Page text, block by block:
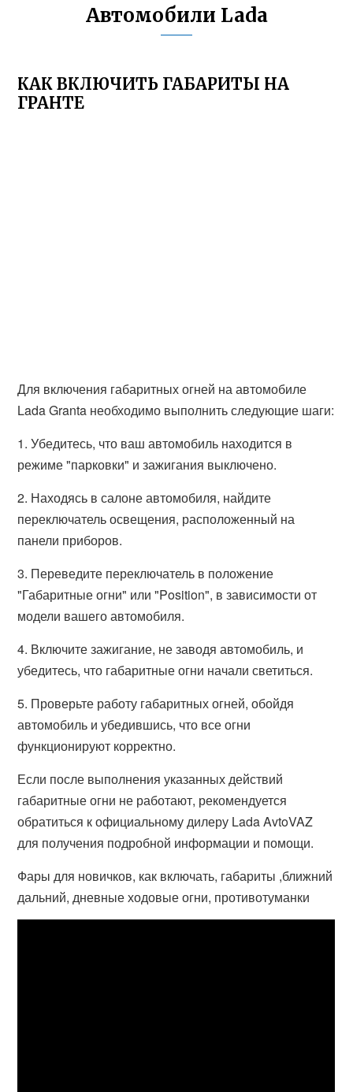
Автомобили Lada
КАК ВКЛЮЧИТЬ ГАБАРИТЫ НА
ГРАНТЕ
Для включения габаритных огней на автомобиле
Lada Granta необходимо выполнить следующие шаги:
1. Убедитесь, что ваш автомобиль находится в
режиме "парковки" и зажигания выключено.
2. Находясь в салоне автомобиля, найдите
переключатель освещения, расположенный на
панели приборов.
3. Переведите переключатель в положение
"Габаритные огни" или "Position", в зависимости от
модели вашего автомобиля.
4. Включите зажигание, не заводя автомобиль, и
убедитесь, что габаритные огни начали светиться.
5. Проверьте работу габаритных огней, обойдя
автомобиль и убедившись, что все огни
функционируют корректно.
Если после выполнения указанных действий
габаритные огни не работают, рекомендуется
обратиться к официальному дилеру Lada AvtoVAZ
для получения подробной информации и помощи.
Фары для новичков, как включать, габариты ,ближний
дальний, дневные ходовые огни, противотуманки